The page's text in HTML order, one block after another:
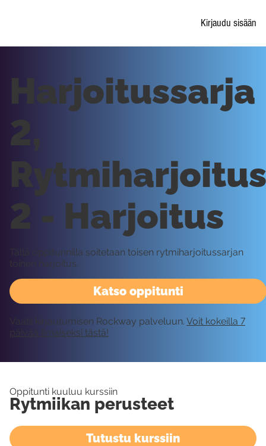
Kirjaudu sisään
Katso oppitunti
Harjoitussarja
2,
Rytmiharjoitus
2 - Harjoitus
Tällä oppitunnilla soitetaan toisen rytmiharjoitussarjan
toinen harjoitus.
Vaatii kirjautumisen Rockway palveluun. Voit kokeilla 7
päivää ilmaiseksi tästä!
Oppitunti kuuluu kurssiin
Rytmiikan perusteet
Tutustu kurssiin